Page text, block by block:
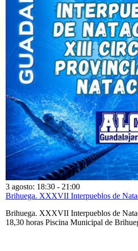
3 agosto: 18:30 - 21:00
Brihuega. XXXVII Interpueblos de
Brihuega. XXXVII Interpueblos de
18,30 horas Piscina Municipal de